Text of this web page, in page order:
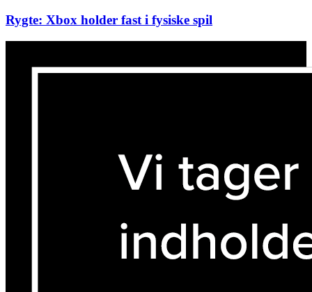
Rygte: Xbox holder fast i fysiske spil